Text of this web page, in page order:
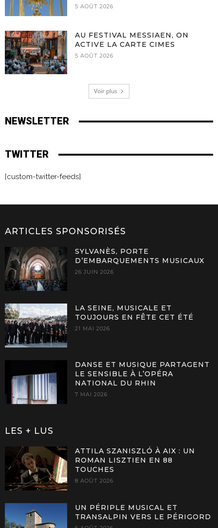
5 AOÛT 2026
AU FESTIVAL MESSIAEN, ON
ACTIVE LA CARTE CIMES
5 AOÛT 2026
Voir plus
NEWSLETTER
TWITTER
[custom-twitter-feeds]
ARTICLES SPONSORISÉS
SYLVANÈS, PORTE
D’EMBARQUEMENTS MUSICAUX
26 JUIN 2026
LA SEINE, MUSICALE ET
TOUJOURS EN FÊTE CET ÉTÉ
21 MAI 2026
DANSE ET MUSIQUE PARTAGENT
LE SENSIBLE À L’OPÉRA
NATIONAL DU RHIN
7 MAI 2026
LES + LUS
ATTILA SZANISZLÓ À AIX : UN
ROMAN LISZTIEN EN 88
TOUCHES
8 AOÛT 2026
UN PÉRIPLE MUSICAL ET
TRANSALPIN VERS LE PÉRIGORD